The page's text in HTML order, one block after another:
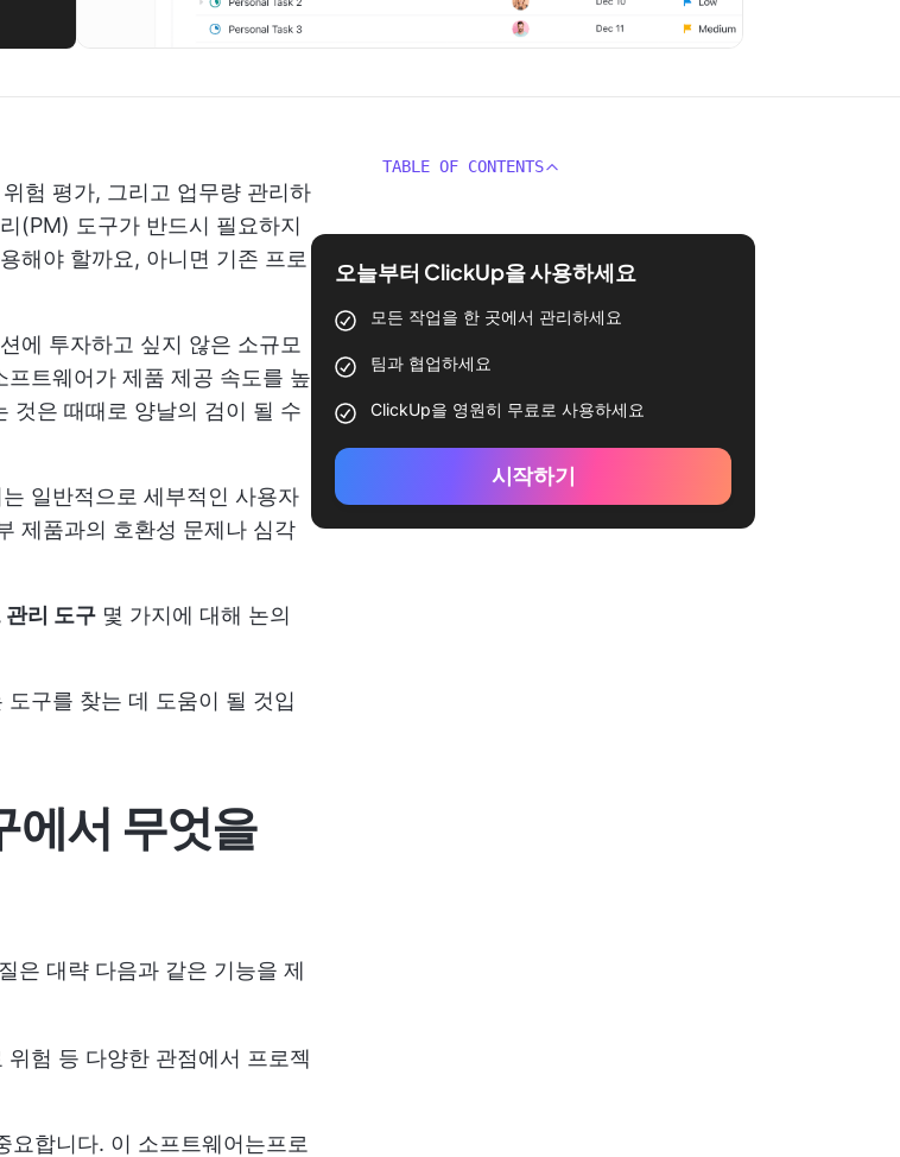
험 평가, 그리고 업무량 관리하
(PM) 도구가 반드시 필요하지
해야 할까요, 아니면 기존 프로
에 투자하고 싶지 않은 소규모
트웨어가 제품 제공 속도를 높
것은 때때로 양날의 검이 될 수
일반적으로 세부적인 사용자
제품과의 호환성 문제나 심각
관리 도구 몇 가지에 대해 논의
구를 찾는 데 도움이 될 것입
에서 무엇을
은 대략 다음과 같은 기능을 제
험 등 다양한 관점에서 프로젝
요합니다. 이 소프트웨어는프로
TABLE OF CONTENTS
오늘부터 ClickUp을 사용하세요
모든 작업을 한 곳에서 관리하세요
팀과 협업하세요
ClickUp을 영원히 무료로 사용하세요
시작하기